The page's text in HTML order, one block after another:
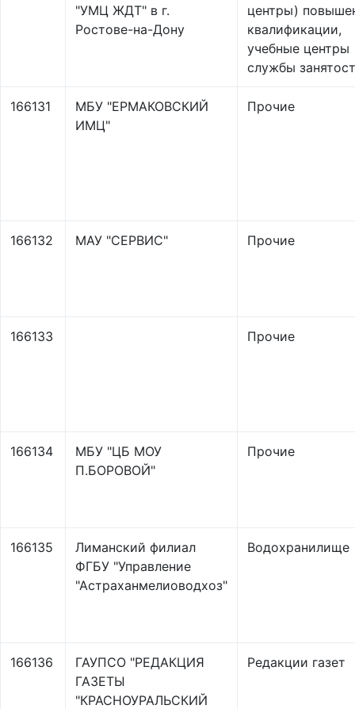
"УМЦ ЖДТ" в г.
Ростове-на-Дону
центры)
квалификации,
учебные центры
службы
166131
МБУ "ЕРМАКОВСКИЙ
ИМЦ"
Прочие
166132 МАУ "СЕРВИС" Прочие
166133 Прочие
166134
МБУ "ЦБ МОУ
П.БОРОВОЙ"
Прочие
166135
Лиманский филиал
ФГБУ "Управление
"Астраханмелиоводхоз"
Водохранилище
166136
ГАУПСО "РЕДАКЦИЯ
ГАЗЕТЫ
"КРАСНОУРАЛЬСКИЙ
Редакции газет